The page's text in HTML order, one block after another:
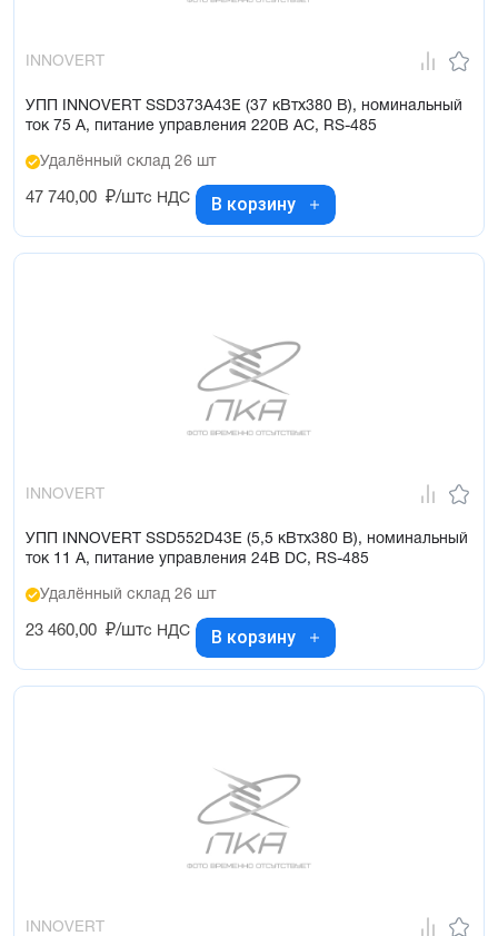
INNOVERT
УПП INNOVERT SSD373A43E (37 кВтx380 В), номинальный
ток 75 А, питание управления 220В AC, RS-485
Удалённый склад 26 шт
47 740,00 ₽/штс НДС В корзину
INNOVERT
УПП INNOVERT SSD552D43E (5,5 кВтx380 В), номинальный
ток 11 А, питание управления 24В DC, RS-485
Удалённый склад 26 шт
23 460,00 ₽/штс НДС В корзину
INNOVERT